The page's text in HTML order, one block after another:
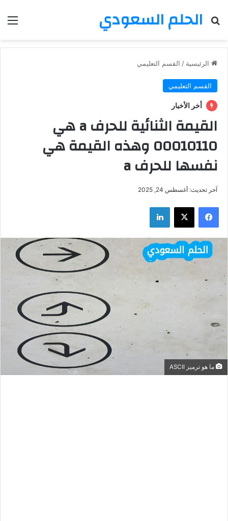
الحلم السعودي
بحث عن
الرئيسية / القسم التعليمي
القسم التعليمي
أخر الأخبار
القيمة الثنائية للحرف a هي
00010110 وهذه القيمة هي
نفسها للحرف a
آخر تحديث: أغسطس 24, 2025
فيسبوك ‫X لينكدإن
ما هو ترميز ASCII